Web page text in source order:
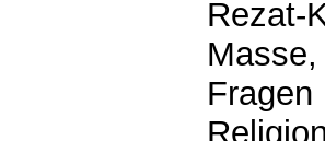
Rezat-